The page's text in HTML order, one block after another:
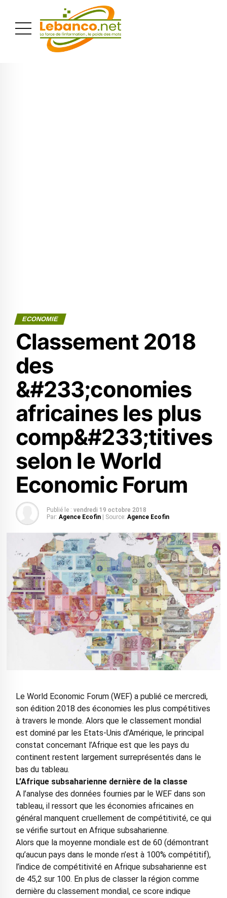
ECONOMIE
Classement 2018
des
&#233;conomies
africaines les plus
comp&#233;titives
selon le World
Economic Forum
Publié le : vendredi 19 octobre 2018
Par: Agence Ecofin | Source: Agence Ecofin
Le World Economic Forum (WEF) a publié ce mercredi,
son édition 2018 des économies les plus compétitives
à travers le monde. Alors que le classement mondial
est dominé par les Etats-Unis d’Amérique, le principal
constat concernant l’Afrique est que les pays du
continent restent largement surreprésentés dans le
bas du tableau.
L’Afrique subsaharienne dernière de la classe
A l’analyse des données fournies par le WEF dans son
tableau, il ressort que les économies africaines en
général manquent cruellement de compétitivité, ce qui
se vérifie surtout en Afrique subsaharienne.
Alors que la moyenne mondiale est de 60 (démontrant
qu’aucun pays dans le monde n’est à 100% compétitif),
l’indice de compétitivité en Afrique subsaharienne est
de 45,2 sur 100. En plus de classer la région comme
dernière du classement mondial, ce score indique